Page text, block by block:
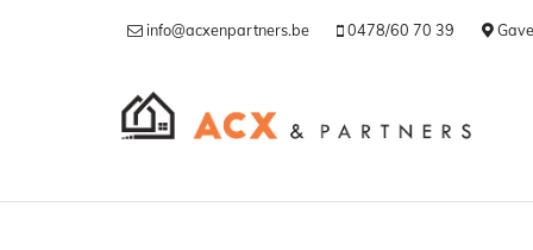
info@acxenpartners.be 0478/60 70 39